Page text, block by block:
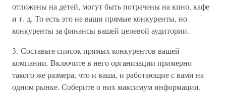
отложены на детей, могут быть потрачены на кино, кафе
и т. д. То есть это не ваши прямые конкуренты, но
конкуренты за финансы вашей целевой аудитории.
3. Составьте список прямых конкурентов вашей
компании. Включите в него организации примерно
такого же размера, что и ваша, и работающие с вами на
одном рынке. Соберите о них максимум информации.